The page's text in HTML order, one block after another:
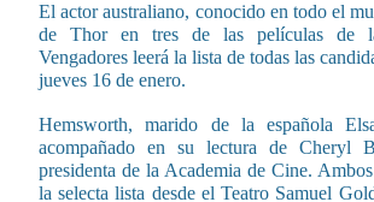
El actor australiano, conocido en todo el
de Thor en tres de las películas de
Vengadores leerá la lista de todas las
jueves 16 de enero.
Hemsworth, marido de la española
acompañado en su lectura de Cheryl
presidenta de la Academia de Cine.
la selecta lista desde el Teatro Samuel